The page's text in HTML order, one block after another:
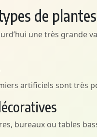
de
une très grande
artificiels sont très
bureaux ou tables